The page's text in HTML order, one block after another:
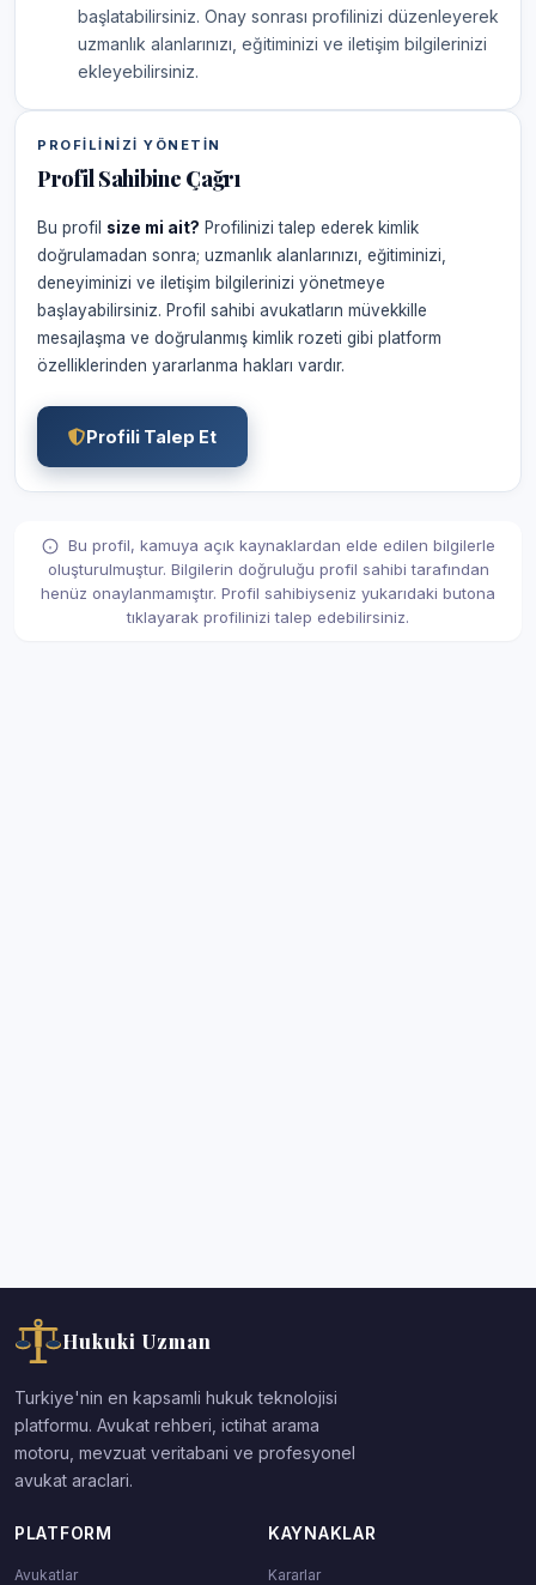
başlatabilirsiniz. Onay sonrası profilinizi düzenleyerek
uzmanlık alanlarınızı, eğitiminizi ve iletişim bilgilerinizi
ekleyebilirsiniz.
PROFILINIZI YÖNETIN
Profil Sahibine Çağrı
Bu profil size mi ait? Profilinizi talep ederek kimlik
doğrulamadan sonra; uzmanlık alanlarınızı, eğitiminizi,
deneyiminizi ve iletişim bilgilerinizi yönetmeye
başlayabilirsiniz. Profil sahibi avukatların müvekkille
mesajlaşma ve doğrulanmış kimlik rozeti gibi platform
özelliklerinden yararlanma hakları vardır.
Profili Talep Et
Bu profil, kamuya açık kaynaklardan elde edilen bilgilerle
oluşturulmuştur. Bilgilerin doğruluğu profil sahibi tarafından
henüz onaylanmamıştır. Profil sahibiyseniz yukarıdaki butona
tıklayarak profilinizi talep edebilirsiniz.
Hukuki Uzman
Turkiye'nin en kapsamli hukuk teknolojisi
platformu. Avukat rehberi, ictihat arama
motoru, mevzuat veritabani ve profesyonel
avukat araclari.
PLATFORM
Avukatlar
KAYNAKLAR
Kararlar